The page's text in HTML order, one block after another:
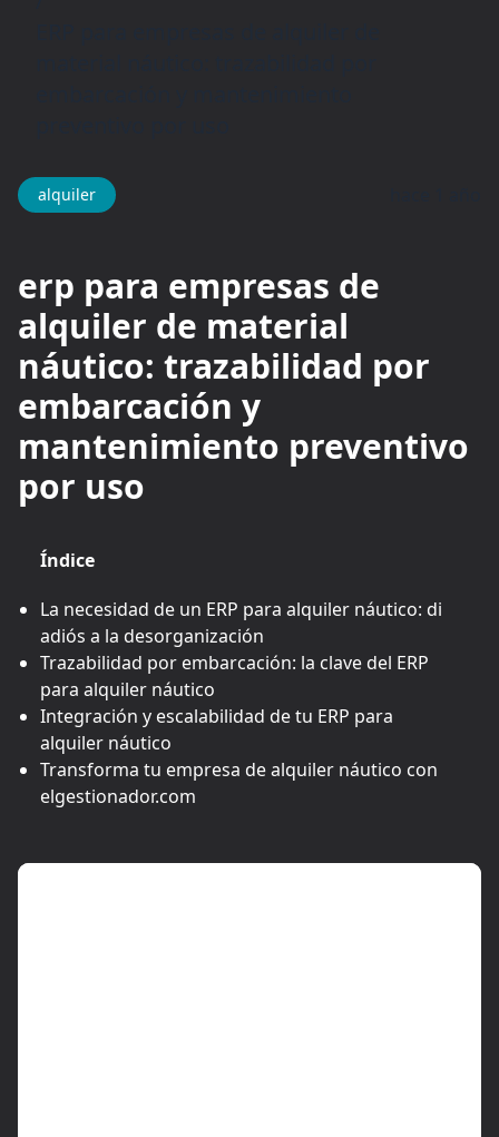
alquiler
erp para empresas de
alquiler de material
náutico: trazabilidad por
embarcación y
mantenimiento preventivo
por uso
Índice
La necesidad de un ERP para alquiler náutico: di
adiós a la desorganización
Trazabilidad por embarcación: la clave del ERP
para alquiler náutico
Integración y escalabilidad de tu ERP para
alquiler náutico
Transforma tu empresa de alquiler náutico con
elgestionador.com